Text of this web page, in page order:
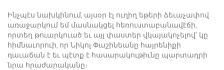
Ինչպէս նախկինում, այսօր էլ ուղիղ եթերի ձեւաչափով
առաջարկում եմ մասնակցել հեռուստաբանավէճի,
որտեղ թուարկուած եւ այլ փաստեր վկայակոչելով՝ կը
հիմնաւորուի, որ Նիկոլ Փաշինեանը հայրենիքի
դաւաճան է եւ պէտք է հասարակութիւնը պարտադրի
նրա հրաժարականը։